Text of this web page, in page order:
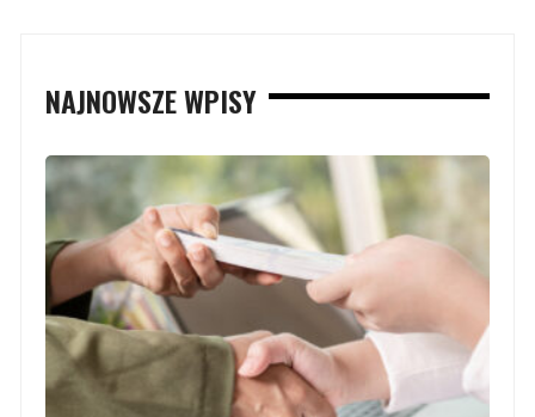
NAJNOWSZE WPISY